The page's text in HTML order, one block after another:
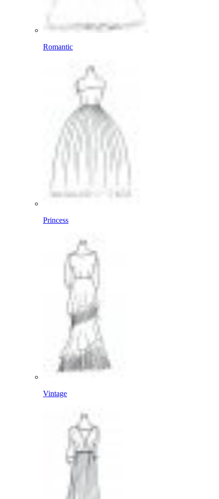
Romantic
Princess
Vintage